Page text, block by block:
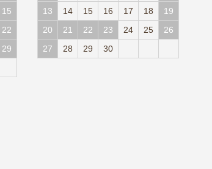
15
22
29
13
14 15 16 17 18
19
20
21 22 23 24 25
26
27
28 29 30